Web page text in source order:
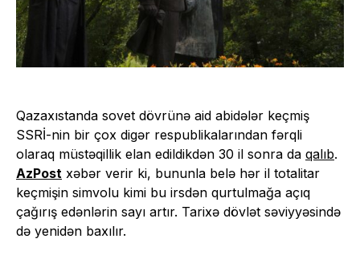
Qazaxıstanda sovet dövrünə aid abidələr keçmiş
SSRİ-nin bir çox digər respublikalarından fərqli
olaraq müstəqillik elan edildikdən 30 il sonra da qalıb.
AzPost xəbər verir ki, bununla belə hər il totalitar
keçmişin simvolu kimi bu irsdən qurtulmağa açıq
çağırış edənlərin sayı artır. Tarixə dövlət səviyyəsində
də yenidən baxılır.